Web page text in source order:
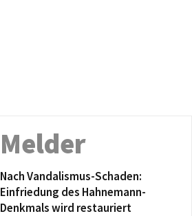
Melder
Nach Vandalismus-Schaden:
Einfriedung des Hahnemann-
Denkmals wird restauriert